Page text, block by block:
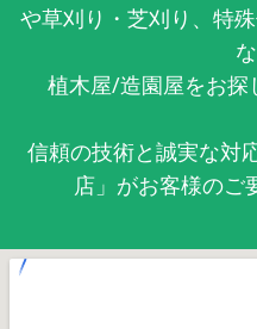
や草刈り・芝刈り、特
植木屋/造園屋をお探
信頼の技術と誠実な対
店」がお客様のご